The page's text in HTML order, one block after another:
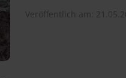
Veröffentlich am: